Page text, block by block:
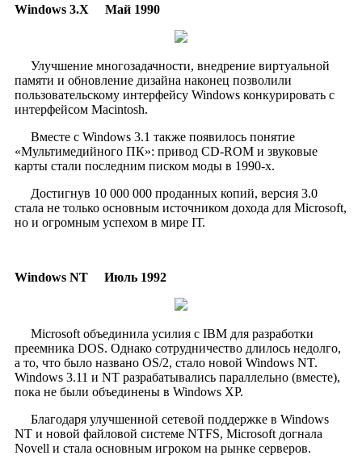
Windows 3.X Май 1990
Улучшение многозадачности, внедрение виртуальной
памяти и обновление дизайна наконец позволили
пользовательскому интерфейсу Windows конкурировать с
интерфейсом Macintosh.
Вместе с Windows 3.1 также появилось понятие
«Мультимедийного ПК»: привод CD-ROM и звуковые
карты стали последним писком моды в 1990-х.
Достигнув 10 000 000 проданных копий, версия 3.0
стала не только основным источником дохода для Microsoft,
но и огромным успехом в мире IТ.
Windows NT Июль 1992
Microsoft объединила усилия с IBM для разработки
преемника DOS. Однако сотрудничество длилось недолго,
а то, что было названо OS/2, стало новой Windows NT.
Windows 3.11 и NT разрабатывались параллельно (вместе),
пока не были объединены в Windows XP.
Благодаря улучшенной сетевой поддержке в Windows
NT и новой файловой системе NTFS, Microsoft догнала
Novell и стала основным игроком на рынке серверов.